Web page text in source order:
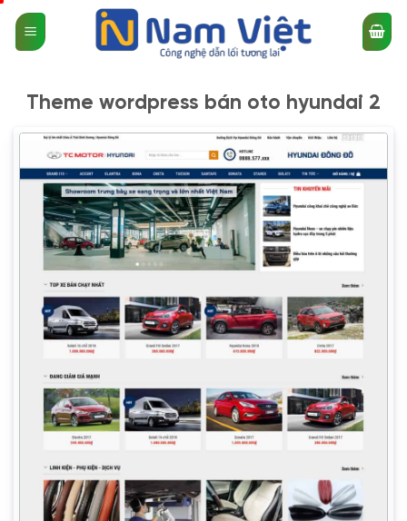
qua
nội
Theme wordpress bán oto hyundai 2